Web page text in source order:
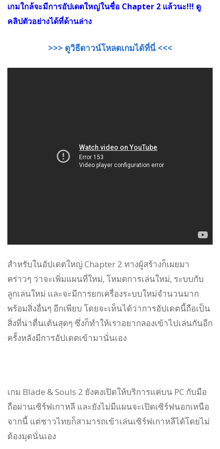
เกมใกล้จะมีการอัปเดตใหญ่ในชื่อ Chapter 2 แล้วนะ!!! ดู
คลิปตัวอย่างได้ที่ด้านล่าง
>>> ดูวิธีดาวน์โหลดเกมได้ที่นี่<<<
สำหรับในอัปเดตใหญ่ Chapter 2 ทางผู้สร้างก็เผยมา
คร่าวๆ ว่าจะเพิ่มแผนที่ใหม่, โหมดการเล่นใหม่, ระบบกับ
ลูกเล่นใหม่ และจะมีการยกเครื่องระบบใหม่จำนวนมาก
พร้อมสิ่งอื่นๆ อีกเพียบ โดยจะเห็นได้ว่าการอัปเดตนี้ถือเป็น
สิ่งที่น่าตื่นเต้นสุดๆ ซึ่งก็ทำให้เราอยากลองเข้าไปเล่นกันอีก
ครั้งหลังมีการอัปเดตเข้ามานั่นเอง
เกม Blade & Souls 2 ยังคงเปิดให้บริการแค่บน PC กับมือ
ถือผ่านเซิร์ฟเกาหลี และยังไม่มีแผนจะเปิดเซิร์ฟนอกเหนือ
จากนี้ แต่ชาวไทยก็สามารถเข้าเล่นเซิร์ฟเกาหลีได้โดยไม่
ต้องมุดนั่นเอง